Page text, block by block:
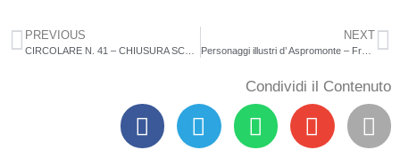
PREVIOUS NEXT
Personaggi illustri d’ Aspromonte – Francesco FLORIMO
Condividi il Contenuto